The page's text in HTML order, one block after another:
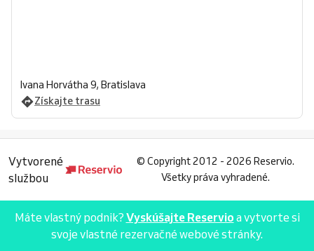
Ivana Horvátha 9, Bratislava
Získajte trasu
Vytvorené
službou
© Copyright 2012 - 2026 Reservio.
Všetky práva vyhradené.
Máte vlastný podnik? Vyskúšajte Reservio a vytvorte si
svoje vlastné rezervačné webové stránky.